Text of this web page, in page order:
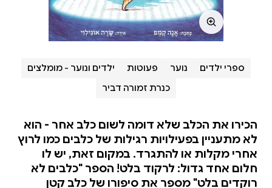
ספרי ילדים נוער פעוטות
ילדים ונוער - מומלצים
כנרת זמורה דביר
הכירו את הכלב שלא דומה לשום כלב אחר - הוא
לא מתעניין בפעילויות רגילות של כלבים כמו לרוץ
אחרי מקלות או להתגרד. במקום זאת, יש לו
חלום אחד גדול: לרקוד בלט! הספר "כלבים לא
רוקדים בלט" מספר את סיפורו של כלב קטן